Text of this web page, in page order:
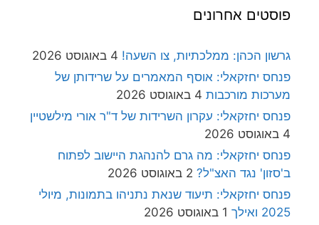
פוסטים אחרונים
גרשון הכהן: ממלכתיות, צו השעה! 4 באוגוסט 2026
פנחס יחזקאלי: אוסף המאמרים על שרידותן של
מערכות מורכבות 4 באוגוסט 2026
פנחס יחזקאלי: עקרון השרידות של ד"ר אורי מילשטיין
4 באוגוסט 2026
פנחס יחזקאלי: מה גרם להנהגת היישוב לפתוח
ב'סזון' נגד האצ"ל? 2 באוגוסט 2026
פנחס יחזקאלי: תיעוד שנאת נתניהו בתמונות, מיולי
2025 ואילך
1 באוגוסט 2026